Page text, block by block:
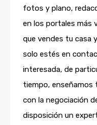
fotos y plano,
en los portales más
que vendes tu casa
solo estés en
interesada, de
tiempo, enseñamos
con la negociación
disposición un